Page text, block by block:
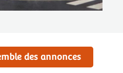
des annonces